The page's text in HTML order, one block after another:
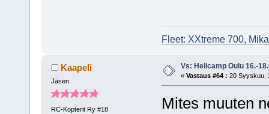
Fleet: XXtreme 700,
Kaapeli
Jäsen
RC-Kopterit Ry #18
Vs: Helicamp Oulu 16.-
« Vastaus #64 : 20 Syyskuu,
Mites muuten